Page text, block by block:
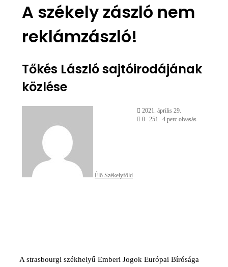
A székely zászló nem
reklámzászló!
Tőkés László sajtóirodájának
közlése
Élő Székelyföld
Send
an
2021. április 29.
0 251 4 perc olvasás
benA strasbourgi székhelyű Emberi Jogok Európai Bírósága